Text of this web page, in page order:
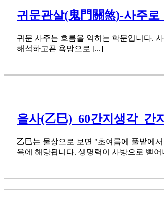
귀문관살(鬼門關煞)-사주
귀문 사주는 흐름을 익히는 학문입니다.
해석하고픈 욕망으로 [...]
을사(乙巳)_60간지생각_간
乙巳는 물상으로 보면 "초여름에 풀밭에
욕에 해당됩니다. 생명력이 사방으로 뻗